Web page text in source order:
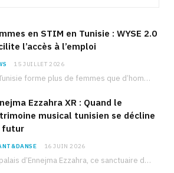
en STIM en Tunisie : WYSE 2.0
l’accès à l’emploi
15 JUILLET 2026
La Tunisie forme plus de femmes que d’hommes dans les filières scientifiques. Pourtant, pour beaucoup…
Ezzahra XR : Quand le
musical tunisien se décline
futur
16 JUIN 2026
Le palais d’Ennejma Ezzahra, ce sanctuaire de la musique tunisienne et méditerranéenne construit par le…